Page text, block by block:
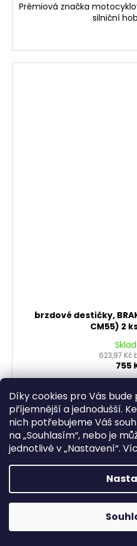
Díky cookies pro Vás
příjemnější a jednodušší.
nich potřebujeme Váš
na „Souhlasím“, nebo je
jednotlivě v „Nastavení“.
Prémiová značka
silniční
brzdové destičky,
CM55) 2
623,97 Kč
755
DO
Prémiová značka
hobby silniční a skútrová
výkon a